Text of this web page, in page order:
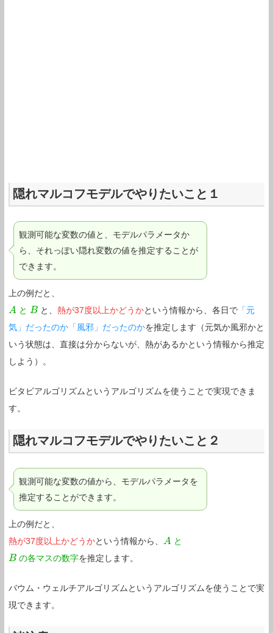
隠れマルコフモデルでやりたいこと１
観測可能な変数の値と、モデルパラメータか
ら、それっぽい隠れ変数の値を推定することが
できます。
上の例だと、
A
A と B
B と、熱が37度以上かどうかという情報から、各日で 「元
気」だったのか「風邪」だったのかを推定します（元気か風邪かと
いう状態は、直接は分からないが、熱があるかという情報から推定
しよう）。
ビタビアルゴリズムというアルゴリズムを使うことで実現できま
す。
隠れマルコフモデルでやりたいこと２
観測可能な変数の値から、モデルパラメータを
推定することができます。
上の例だと、
熱が37度以上かどうかという情報から、 A
A
と
B
B の各マスの数字を推定します。
バウム・ウェルチアルゴリズムというアルゴリズムを使うことで実
現できます。